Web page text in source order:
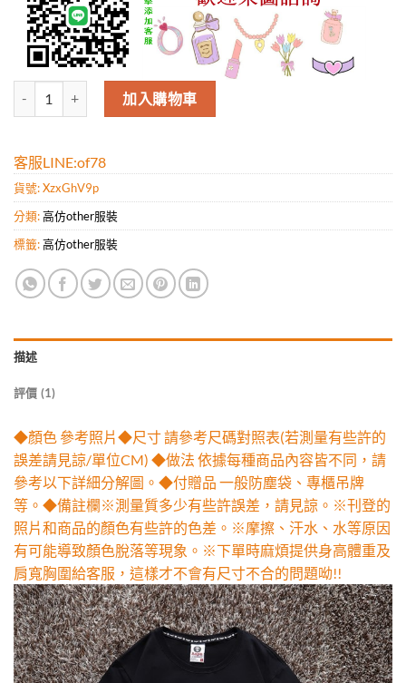
高仿潮牌Aape男款新款時尚休閑短袖T恤.好質量是您的需求好品味是
加入購物車
客服LINE:of78
貨號:XzxGhV9p
分類:高仿other服裝
標籤:高仿other服裝
描述
評價 (1)
◆顏色 參考照片◆尺寸 請參考尺碼對照表(若測量有些許的
誤差請見諒/單位CM) ◆做法 依據每種商品內容皆不同，請
參考以下詳細分解圖。◆付贈品 一般防塵袋、專櫃吊牌
等。◆備註欄※測量質多少有些許誤差，請見諒。※刊登的
照片和商品的顏色有些許的色差。※摩擦、汗水、水等原因
有可能導致顏色脫落等現象。※下單時麻煩提供身高體重及
肩寬胸圍給客服，這樣才不會有尺寸不合的問題呦!!